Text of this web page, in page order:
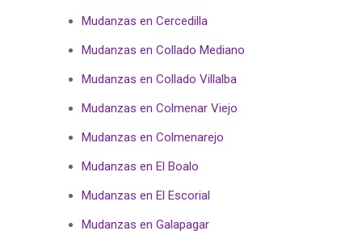
Mudanzas en Cercedilla
Mudanzas en Collado Mediano
Mudanzas en Collado Villalba
Mudanzas en Colmenar Viejo
Mudanzas en Colmenarejo
Mudanzas en El Boalo
Mudanzas en El Escorial
Mudanzas en Galapagar